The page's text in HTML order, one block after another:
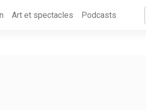
Art et spectacles Podcasts